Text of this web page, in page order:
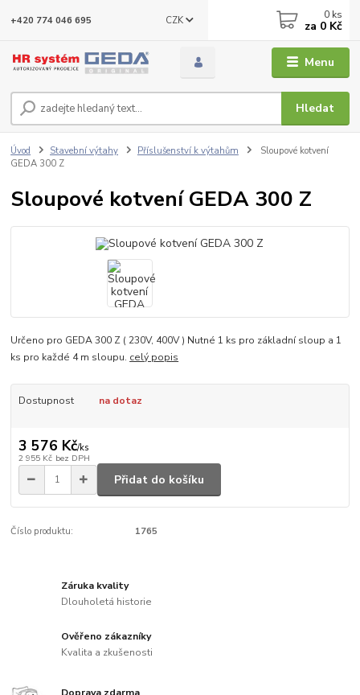
Menu
CZK
Hledat
+420 774 046 695 0 ks
za 0 Kč
Úvod Stavební výtahy Příslušenství k výtahům
Sloupové kotvení
GEDA 300 Z
Sloupové kotvení GEDA 300 Z
Určeno pro GEDA 300 Z ( 230V, 400V ) Nutné 1 ks pro základní sloup a 1
ks pro každé 4 m sloupu. celý popis
Dostupnost na dotaz
3 576 Kč/ks
2 955 Kč bez DPH
Přidat do košíku
Číslo produktu: 1765
Záruka kvality
Dlouholetá historie
Ověřeno zákazníky
Kvalita a zkušenosti